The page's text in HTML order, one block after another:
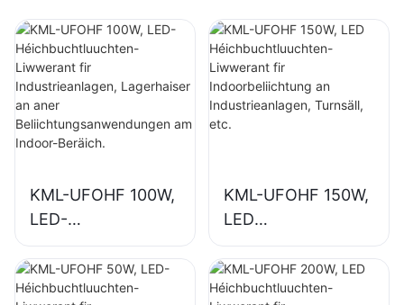
KML-UFOHF 100W,
LED-
Héichbuchtluuchte
n-Liwwerant fir
Industrieanlagen,
KML-UFOHF 150W,
LED
Héichbuchtluuchte
n-Liwwerant fir
Indoorbeliichtung